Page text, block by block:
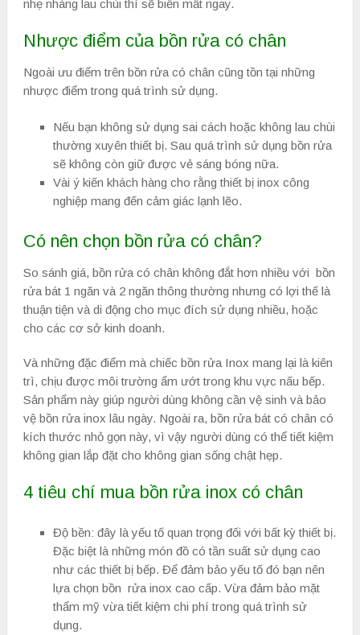
nhẹ nhàng lau chùi thì sẽ biến mất ngay.
Nhược điểm của bồn rửa có chân
Ngoài ưu điểm trên bồn rửa có chân cũng tồn tại những
nhược điểm trong quá trình sử dụng.
Nếu bạn không sử dụng sai cách hoặc không lau chùi
thường xuyên thiết bị. Sau quá trình sử dụng bồn rửa
sẽ không còn giữ được vẻ sáng bóng nữa.
Vài ý kiến khách hàng cho rằng thiết bị inox công
nghiệp mang đến cảm giác lạnh lẽo.
Có nên chọn bồn rửa có chân?
So sánh giá, bồn rửa có chân không đắt hơn nhiều với bồn
rửa bát 1 ngăn và 2 ngăn thông thường nhưng có lợi thế là
thuận tiện và di động cho mục đích sử dụng nhiều, hoặc
cho các cơ sở kinh doanh.
Và những đặc điểm mà chiếc bồn rửa Inox mang lại là kiên
trì, chịu được môi trường ẩm ướt trong khu vực nấu bếp.
Sản phẩm này giúp người dùng không cần vệ sinh và bảo
vệ bồn rửa inox lâu ngày. Ngoài ra, bồn rửa bát có chân có
kích thước nhỏ gọn này, vì vậy người dùng có thể tiết kiệm
không gian lắp đặt cho không gian sống chật hẹp.
4 tiêu chí mua bồn rửa inox có chân
Độ bền: đây là yếu tố quan trọng đối với bất kỳ thiết bị.
Đặc biệt là những món đồ có tần suất sử dụng cao
như các thiết bị bếp. Để đảm bảo yếu tố đó bạn nên
lựa chọn bồn rửa inox cao cấp. Vừa đảm bảo mặt
thẩm mỹ vừa tiết kiệm chi phí trong quá trình sử
dụng.